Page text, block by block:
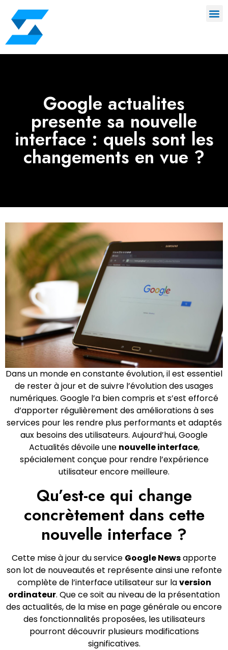
Google actualites
presente sa nouvelle
interface : quels sont les
changements en vue ?
Dans un monde en constante évolution, il est essentiel
de rester à jour et de suivre l’évolution des usages
numériques. Google l’a bien compris et s’est efforcé
d’apporter régulièrement des améliorations à ses
services pour les rendre plus performants et adaptés
aux besoins des utilisateurs. Aujourd’hui, Google
Actualités dévoile une nouvelle interface,
spécialement conçue pour rendre l’expérience
utilisateur encore meilleure.
Qu’est-ce qui change
concrètement dans cette
nouvelle interface ?
Cette mise à jour du service Google Newsapporte
son lot de nouveautés et représente ainsi une refonte
complète de l’interface utilisateur sur laversion
ordinateur. Que ce soit au niveau de la présentation
des actualités, de la mise en page générale ou encore
des fonctionnalités proposées, les utilisateurs
pourront découvrir plusieurs modifications
significatives.